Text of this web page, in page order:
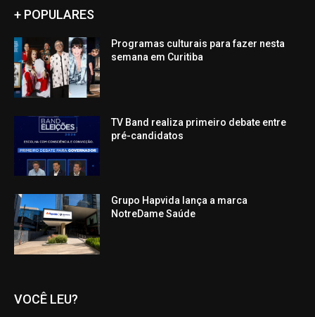
+ POPULARES
Programas culturais para fazer nesta
semana em Curitiba
TV Band realiza primeiro debate entre
pré-candidatos
Grupo Hapvida lança a marca
NotreDame Saúde
VOCÊ LEU?